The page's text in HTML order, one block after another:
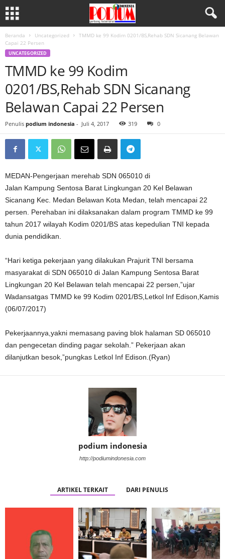
Beranda Uncategorized
TMMD ke 99 Kodim 0201/BS,Rehab SDN Sicanang Belawan
Capai 22 Persen
UNCATEGORIZED
TMMD ke 99 Kodim
0201/BS,Rehab SDN Sicanang
Belawan Capai 22 Persen
Penulis podium indonesia - Juli 4, 2017 319 0
MEDAN-Pengerjaan merehab SDN 065010 di
Jalan Kampung Sentosa Barat Lingkungan 20 Kel Belawan
Sicanang Kec. Medan Belawan Kota Medan, telah mencapai 22
persen. Perehaban ini dilaksanakan dalam program TMMD ke 99
tahun 2017 wilayah Kodim 0201/BS atas kepedulian TNI kepada
dunia pendidikan.
“Hari ketiga pekerjaan yang dilakukan Prajurit TNI bersama
masyarakat di SDN 065010 di Jalan Kampung Sentosa Barat
Lingkungan 20 Kel Belawan telah mencapai 22 persen,”ujar
Wadansatgas TMMD ke 99 Kodim 0201/BS,Letkol Inf Edison,Kamis
(06/07/2017)
Pekerjaannya,yakni memasang paving blok halaman SD 065010
dan pengecetan dinding pagar sekolah.” Pekerjaan akan
dilanjutkan besok,”pungkas Letkol Inf Edison.(Ryan)
podium indonesia
http://podiumindonesia.com
ARTIKEL TERKAIT DARI PENULIS